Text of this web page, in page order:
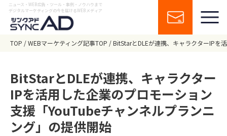
ニュース・WEB広告・ツール・事例・ノウハウまで
デジタルマーケティングの今を届けるWEBメディア
TOP WEBマーケティング記事TOP BitStarとDLEが連携、キャラクターIPを
BitStarとDLEが連携、キャラクター
IPを活用した企業のプロモーション
支援「YouTubeチャンネルプランニ
ング」の提供開始